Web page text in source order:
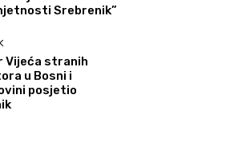
Srebrenik”
Vijeća stranih
u Bosni i
posjetio